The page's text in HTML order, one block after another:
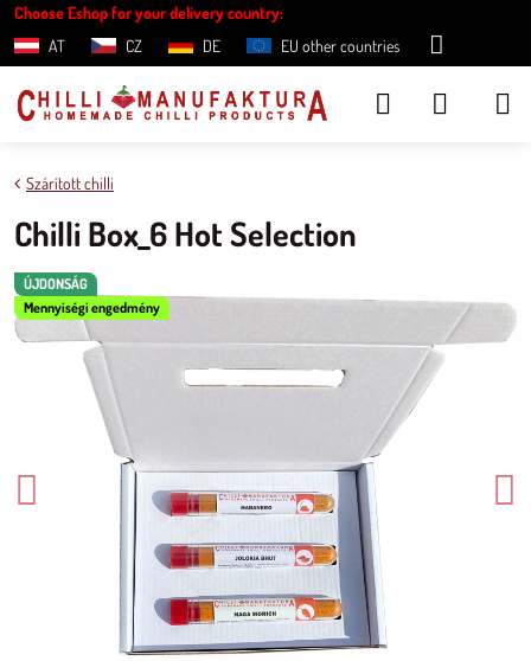
Choose Eshop for your delivery country:
AT
CZ DE EU other countries
ÚJDONSÁG
Mennyiségi engedmény
Szárított chilli
Chilli Box_6 Hot Selection